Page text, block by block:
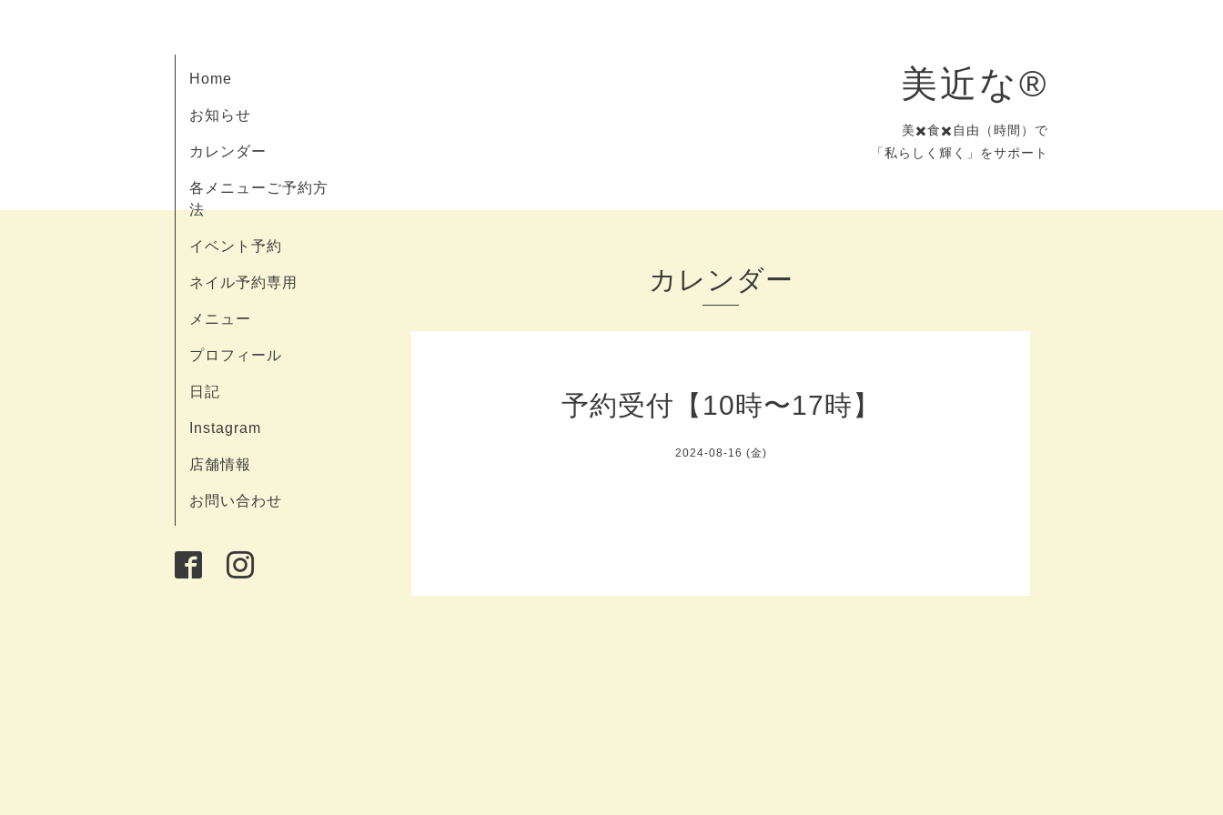
美近な®︎
美✖️食✖️自由（時間）で
「私らしく輝く」をサポート
Home
お知らせ
カレンダー
各メニューご予約方
法
イベント予約
ネイル予約専用
メニュー
プロフィール
日記
Instagram
店舗情報
お問い合わせ
カレンダー
予約受付【10時〜17時】
2024-08-16 (金)